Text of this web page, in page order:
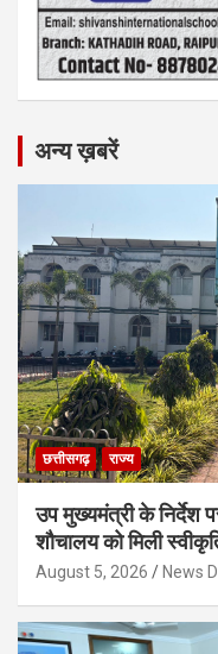
अन्य ख़बरें
छत्तीसगढ़ राज्य
उप मुख्यमंत्री के निर्देश
शौचालय को मिली
August 5, 2026 News